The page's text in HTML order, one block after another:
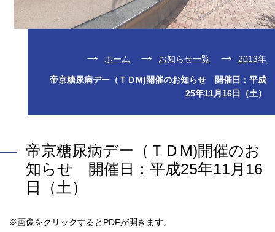
ホーム お知らせ一覧 2013年
帝京糖尿病デー（ＴＤM)開催のお知らせ 開催日：平成
25年11月16日（土）
帝京糖尿病デー（ＴＤM)開催のお
知らせ 開催日：平成25年11月16
日（土）
※画像をクリックするとPDFが開きます。